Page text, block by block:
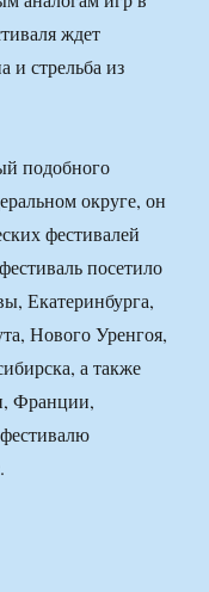
ждет
и стрельба из
подобного
округе, он
фестивалей
посетило
Екатеринбурга,
Нового Уренгоя,
а также
Франции,